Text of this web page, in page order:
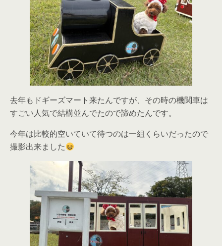
去年もドギーズマート来たんですが、その時の機関車は
すごい人気で結構並んでたので諦めたんです。
今年は比較的空いていて待つのは一組くらいだったので
撮影出来ました